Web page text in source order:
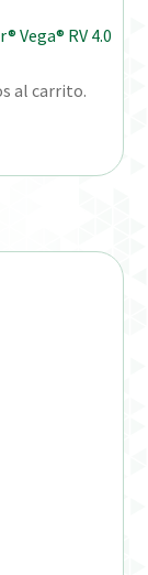
Vega® RV 4.0
al carrito.